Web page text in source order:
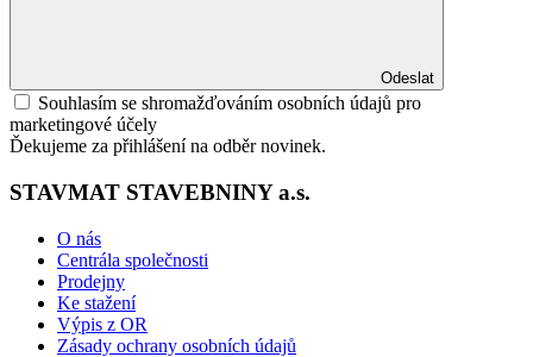
Odeslat
Souhlasím se shromažďováním osobních údajů pro
marketingové účely
Ďekujeme za přihlášení na odběr novinek.
STAVMAT STAVEBNINY a.s.
O nás
Centrála společnosti
Prodejny
Ke stažení
Výpis z OR
Zásady ochrany osobních údajů